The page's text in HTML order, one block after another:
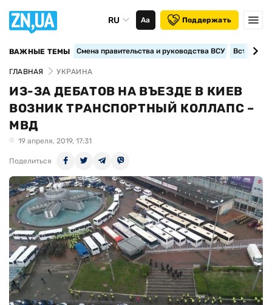
RU Аа Поддержать
ВАЖНЫЕ ТЕМЫ Смена правительства и руководства ВСУ
ГЛАВНАЯ УКРАИНА
ИЗ-ЗА ДЕБАТОВ НА ВЪЕЗДЕ В КИЕВ
ВОЗНИК ТРАНСПОРТНЫЙ КОЛЛАПС –
МВД
19 апреля, 2019, 17:31
Поделиться